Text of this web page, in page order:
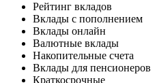
Рейтинг вкладов
Вклады с пополнением
Вклады онлайн
Валютные вклады
Накопительные счета
Вклады для пенсионеров
Краткосрочные